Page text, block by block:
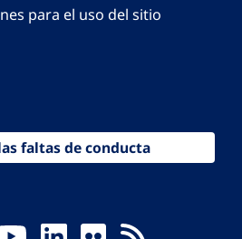
para el uso del sitio
faltas de conducta